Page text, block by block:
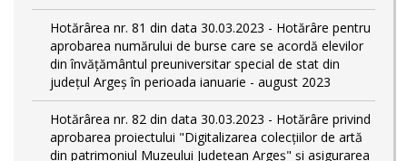
Hotărârea nr. 81 din data 30.03.2023 - Hotărâre pentru
aprobarea numărului de burse care se acordă elevilor
din învățământul preuniversitar special de stat din
județul Argeș în perioada ianuarie - august 2023
Hotărârea nr. 82 din data 30.03.2023 - Hotărâre privind
aprobarea proiectului "Digitalizarea colecțiilor de artă
din patrimoniul Muzeului Județean Argeș" și asigurarea